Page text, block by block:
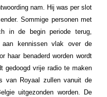
nam. Hij was per slot
Sommige personen met
in de begin periode terug,
kennissen vlak over de
haar benaderd worden wordt
gedoogd vrije radio te maken
van Royaal zullen vanuit de
uitgezonden worden. De